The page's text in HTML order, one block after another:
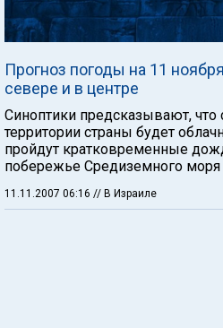
Прогноз погоды на 11
севере и в центре
Синоптики предсказывают, что
территории страны будет
пройдут кратковременные
побережье Средиземного
11.11.2007 06:16 // В Израиле